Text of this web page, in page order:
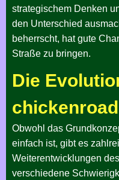
strategischem Denken
den Unterschied
beherrscht, hat gute
Straße zu bringen.
Die
chickenroad
Obwohl das
einfach ist, gibt es
Weiterentwicklungen
verschiedene